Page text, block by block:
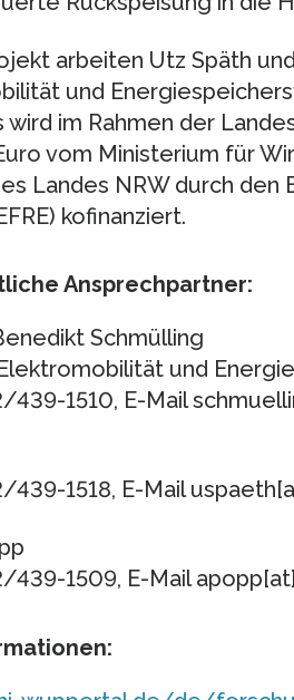
arbeiten Utz Späth
und
wird im Rahmen der
vom Ministerium für
Landes NRW durch den
kofinanziert.
Ansprechpartner:
Schmülling
und
1510, E-Mail
1518, E-Mail
1509, E-Mail